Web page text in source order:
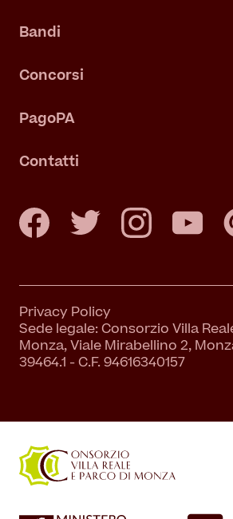
Bandi
Concorsi
PagoPA
Contatti
Privacy Policy
Sede legale: Consorzio Villa
Monza, Viale Mirabellino 2,
39464.1 - C.F. 94616340157